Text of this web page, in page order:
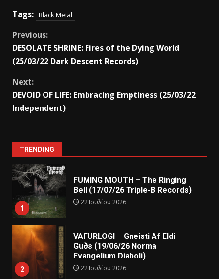
Tags: Black Metal
Previous:
DESOLATE SHRINE: Fires of the Dying World
(25/03/22 Dark Descent Records)
Next:
DEVOID OF LIFE: Embracing Emptiness (25/03/22
Independent)
TRENDING
1
FUMING MOUTH – The Ringing
Bell (17/07/26 Triple-B Records)
22 Ιουλίου 2026
2
VAFURLOGI – Gneisti Af Eldi
Guðs (19/06/26 Norma
Evangelium Diaboli)
22 Ιουλίου 2026